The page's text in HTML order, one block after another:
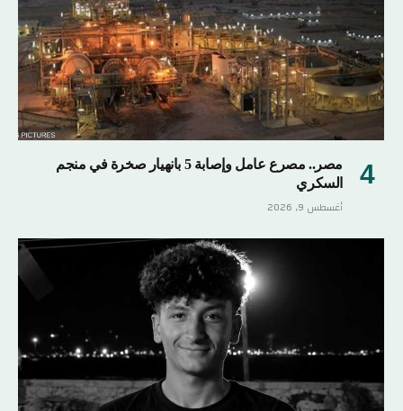
مصر.. مصرع عامل وإصابة 5 بانهيار صخرة في منجم
السكري
أغسطس 9, 2026